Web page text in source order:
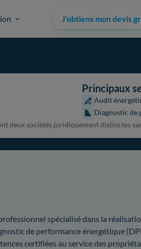
J'obtiens mon devis
Principaux
Audit
Diagnostic de
deux sociétés juridiquement distinctes
spécialisé dans la
de performance énergétique
certifiées au service des